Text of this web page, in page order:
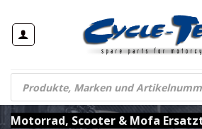
Inhalt
springen
Products
search
Motorrad, Scooter & Mofa